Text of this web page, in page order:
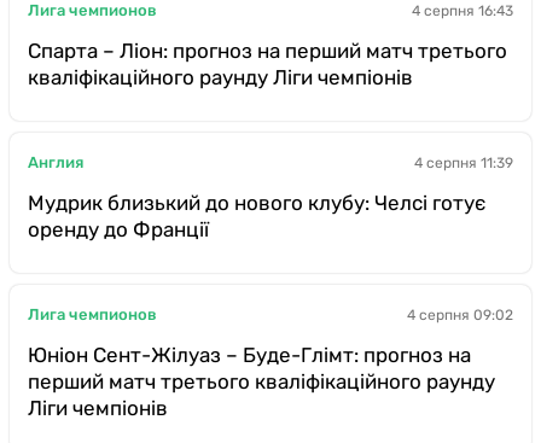
Лига чемпионов 4 серпня 16:43
Спарта – Ліон: прогноз на перший матч третього
кваліфікаційного раунду Ліги чемпіонів
Англия 4 серпня 11:39
Мудрик близький до нового клубу: Челсі готує
оренду до Франції
Лига чемпионов 4 серпня 09:02
Юніон Сент-Жілуаз – Буде-Глімт: прогноз на
перший матч третього кваліфікаційного раунду
Ліги чемпіонів